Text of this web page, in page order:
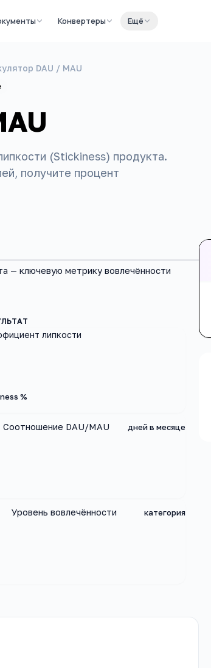
Конвертеры Ещё
DAU / MAU
(Stickiness) продукта.
получите процент
— ключевую метрику вовлечённости
липкости
%
Соотношение DAU/MAU дней в месяце
Уровень вовлечённости категория